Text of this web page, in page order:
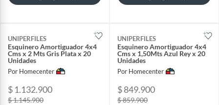
UNIPERFILES
Esquinero Amortiguador 4x4
Cms x 2 Mts Gris Plata x 20
Unidades
Por Homecenter
$ 1.132.900
$ 1.145.900
UNIPERFILES
Esquinero Amortiguador 4x4
Cms x 1,50Mts Azul Rey x 20
Unidades
Por Homecenter
$ 849.900
$ 859.900